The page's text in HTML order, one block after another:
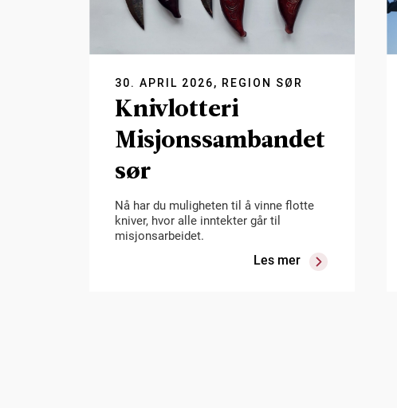
30. APRIL 2026, REGION SØR
Knivlotteri
Misjonssambandet
sør
Nå har du muligheten til å vinne flotte
kniver, hvor alle inntekter går til
misjonsarbeidet.
Les mer